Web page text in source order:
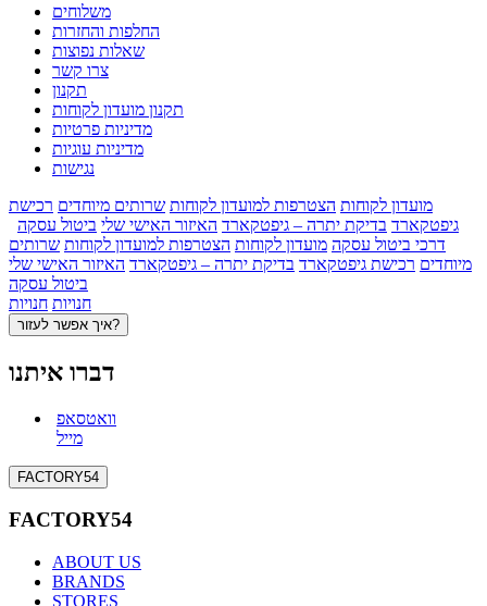
משלוחים
החלפות והחזרות
שאלות נפוצות
צרו קשר
תקנון
תקנון מועדון לקוחות
מדיניות פרטיות
מדיניות עוגיות
נגישות
מועדון לקוחות הצטרפות למועדון לקוחות שרותים מיוחדים רכישת
גיפטקארד בדיקת יתרה – גיפטקארד האיזור האישי שלי ביטול עסקה
דרכי ביטול עסקה מועדון לקוחות הצטרפות למועדון לקוחות שרותים
מיוחדים רכישת גיפטקארד בדיקת יתרה – גיפטקארד האיזור האישי שלי
ביטול עסקה
חנויות חנויות
איך אפשר לעזור?
דברו איתנו
וואטסאפ
מייל
FACTORY54
FACTORY54
ABOUT US
BRANDS
STORES